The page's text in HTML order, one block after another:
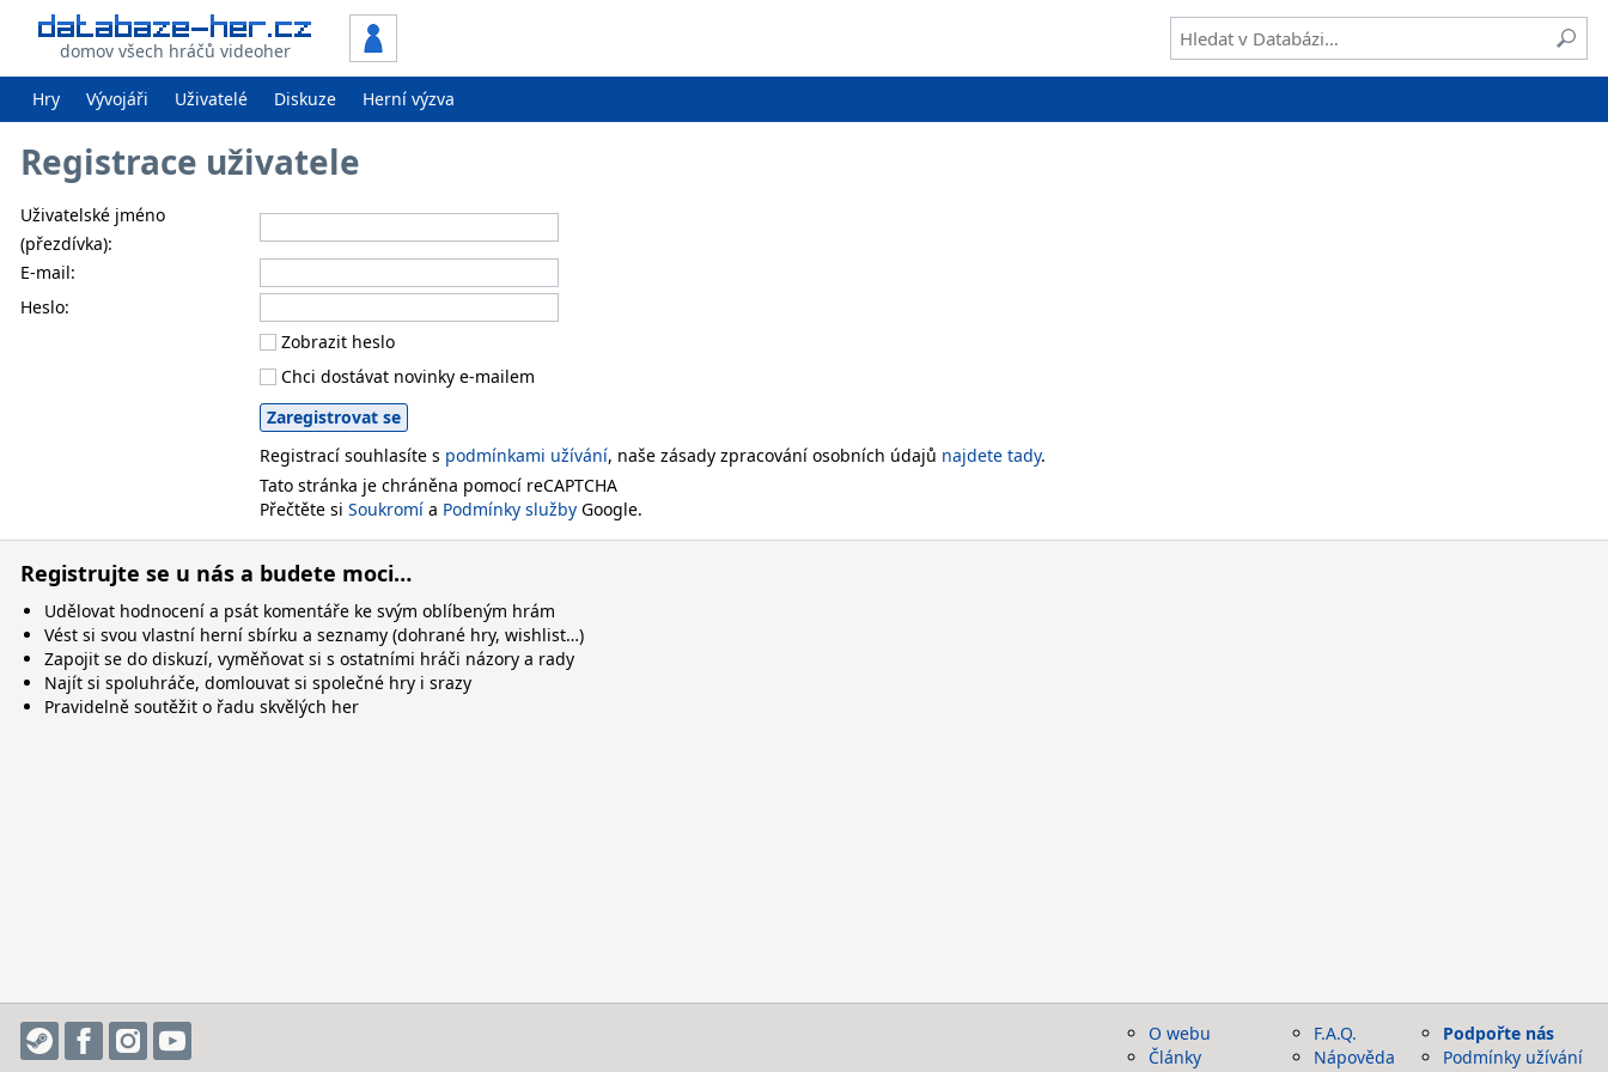
domov všech hráčů videoher
Hry Vývojáři Uživatelé Diskuze Herní výzva
Registrace uživatele
Uživatelské jméno
(přezdívka):
E-mail:
Heslo:
Zobrazit heslo
Chci dostávat novinky e-mailem
Registrací souhlasíte s podmínkami užívání, naše zásady zpracování osobních údajů najdete tady.
Tato stránka je chráněna pomocí reCAPTCHA
Přečtěte si Soukromí a Podmínky služby Google.
Registrujte se u nás a budete moci…
Udělovat hodnocení a psát komentáře ke svým oblíbeným hrám
Vést si svou vlastní herní sbírku a seznamy (dohrané hry, wishlist…)
Zapojit se do diskuzí, vyměňovat si s ostatními hráči názory a rady
Najít si spoluhráče, domlouvat si společné hry i srazy
Pravidelně soutěžit o řadu skvělých her
O webu
Články
F.A.Q.
Nápověda
Podpořte nás
Podmínky užívání